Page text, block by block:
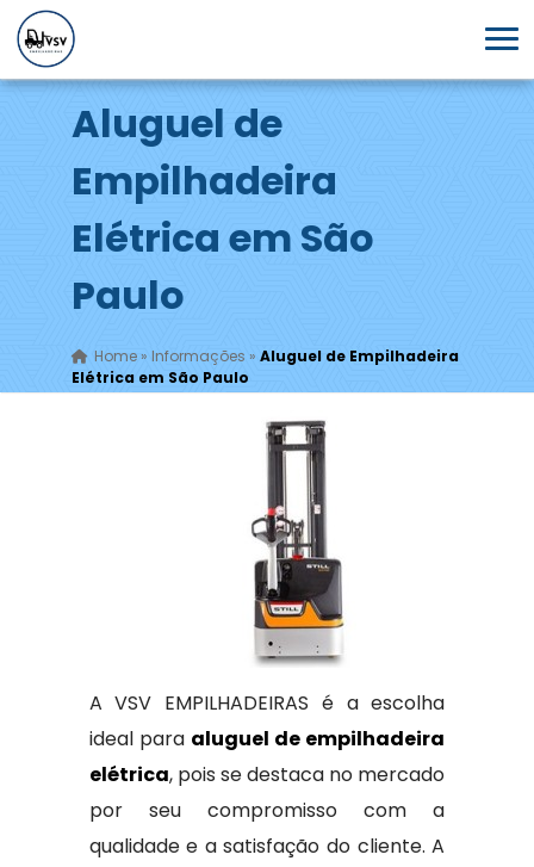
Aluguel de
Empilhadeira
Elétrica em São
Paulo
Home» Informações » Aluguel de Empilhadeira
Elétrica em São Paulo
A VSV EMPILHADEIRAS é a escolha
ideal para aluguel de empilhadeira
elétrica, pois se destaca no mercado
por seu compromisso com a
qualidade e a satisfação do cliente. A